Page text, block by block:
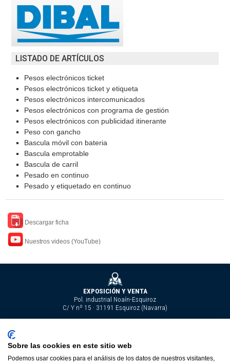
LISTADO DE ARTÍCULOS
Pesos electrónicos ticket
Pesos electrónicos ticket y etiqueta
Pesos electrónicos intercomunicados
Pesos electrónicos con programa de gestión
Pesos electrónicos con publicidad itinerante
Peso con gancho
Bascula móvil con bateria
Bascula emprotable
Bascula de carril
Pesado en continuo
Pesado y etiquetado en continuo
Descargar ficha
Nuestros videos (YouTube)
EXPOSICIÓN Y VENTA
Pol. industrial Noaín-Esquiroz
C/ Y nº 15 · 31191 Esquiroz (Navarra)
Tel. 948 29 24 90
Fax 948 29 24 91
carlos@carlosverasl.com
Sobre las cookies en este sitio web
Podemos usar cookies para el análisis de los datos de nuestros visitantes,